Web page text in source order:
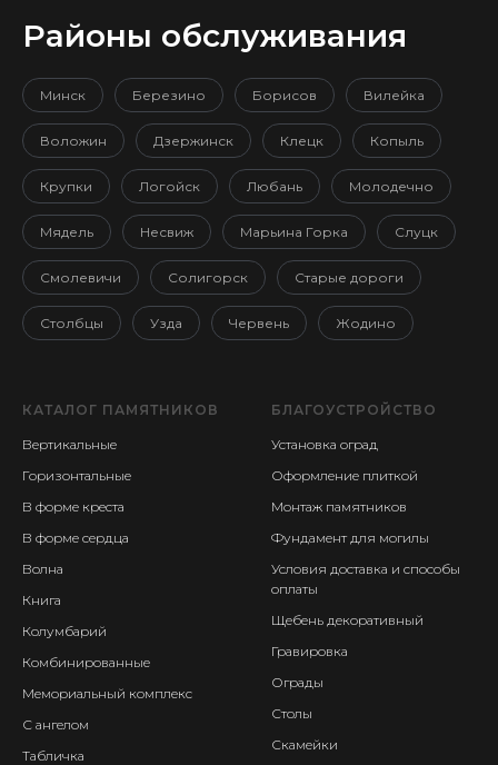
Районы обслуживания
Минск Березино Борисов Вилейка
Воложин Дзержинск Клецк Копыль
Крупки Логойск Любань Молодечно
Мядель Несвиж Марьина Горка Слуцк
Смолевичи Солигорск Старые дороги
Столбцы Узда Червень Жодино
КАТАЛОГ ПАМЯТНИКОВ
Вертикальные
Горизонтальные
В форме креста
В форме сердца
Волна
Книга
Колумбарий
Комбинированные
Мемориальный комплекс
С ангелом
Табличка
БЛАГОУСТРОЙСТВО
Установка оград
Оформление плиткой
Монтаж памятников
Фундамент для могилы
Условия доставка и способы
оплаты
Щебень декоративный
Гравировка
Ограды
Столы
Скамейки